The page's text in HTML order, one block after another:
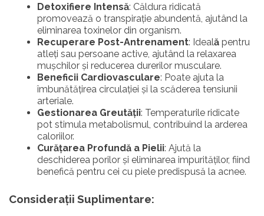
Detoxifiere Intensă: Căldura ridicată
promovează o transpirație abundentă, ajutând la
eliminarea toxinelor din organism.
Recuperare Post-Antrenament: Ideală pentru
atleți sau persoane active, ajutând la relaxarea
mușchilor și reducerea durerilor musculare.
Beneficii Cardiovasculare: Poate ajuta la
îmbunătățirea circulației și la scăderea tensiunii
arteriale.
Gestionarea Greutății: Temperaturile ridicate
pot stimula metabolismul, contribuind la arderea
caloriilor.
Curățarea Profundă a Pielii: Ajută la
deschiderea porilor și eliminarea impurităților, fiind
benefică pentru cei cu piele predispusă la acnee.
Considerații Suplimentare: